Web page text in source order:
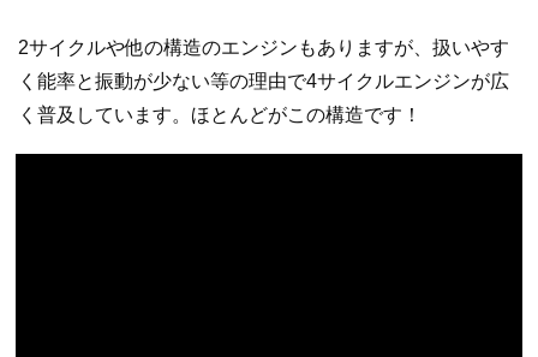
2サイクルや他の構造のエンジンもありますが、扱いやす
く能率と振動が少ない等の理由で4サイクルエンジンが広
く普及しています。ほとんどがこの構造です！